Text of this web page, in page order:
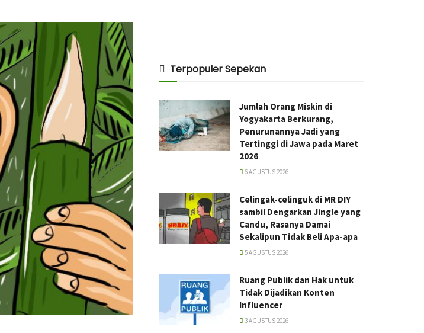
Terpopuler Sepekan
Jumlah Orang Miskin di
Yogyakarta Berkurang,
Penurunannya Jadi yang
Tertinggi di Jawa pada Maret
2026
6 AGUSTUS 2026
Celingak-celinguk di MR DIY
sambil Dengarkan Jingle yang
Candu, Rasanya Damai
Sekalipun Tidak Beli Apa-apa
5 AGUSTUS 2026
Ruang Publik dan Hak untuk
Tidak Dijadikan Konten
Influencer
3 AGUSTUS 2026